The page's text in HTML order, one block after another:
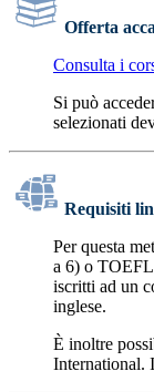
Offerta
Consulta i
Si può
selezionati
Requisiti
Per questa
a 6) o TOEFL
iscritti ad un
inglese.
È inoltre
International.